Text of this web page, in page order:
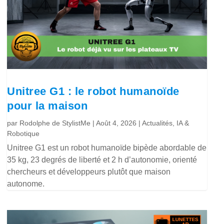
Unitree G1 : le robot humanoïde
pour la maison
par Rodolphe de StylistMe |Août 4, 2026 |Actualités IA &
Robotique
Unitree G1 est un robot humanoïde bipède abordable de
35 kg, 23 degrés de liberté et 2 h d’autonomie, orienté
chercheurs et développeurs plutôt que maison
autonome.